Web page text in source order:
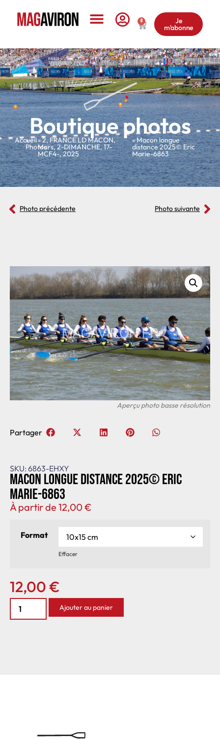
0 Je
m'abonne
Boutique photos
Accueil
»
Photos
»2,FRANCE LD MACON,
Mars,2-DIMANCHE,17-
MCF4-,2025
» Macon longue
distance 2025© Eric
Marie-6863
Photo précédente Photo suivante
SKU: 6863-EHXY
Macon longue distance 2025© Eric
Marie-6863
À partir de 12,00€
Format
Effacer
12,00€
Ajouter au panier
Partager